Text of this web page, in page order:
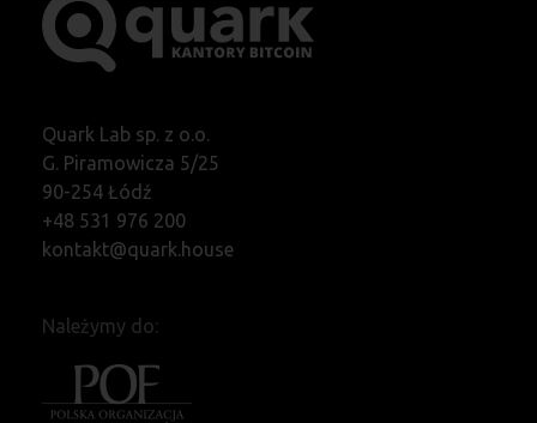
Quark Lab sp. z o.o.
G. Piramowicza 5/25
90-254 Łódź
+48 531 976 200
kontakt@quark.house
Należymy do: